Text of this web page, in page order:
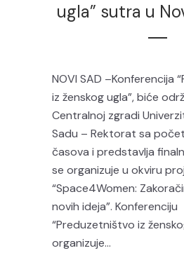
ugla” sutra u
NOVI SAD –Konferencija
iz ženskog ugla”, biće
Centralnoj zgradi
Sadu – Rektorat sa
časova i predstavlja
se organizuje u okviru
“Space4Women:
novih ideja”. Konferenciju
“Preduzetništvo iz
organizuje...